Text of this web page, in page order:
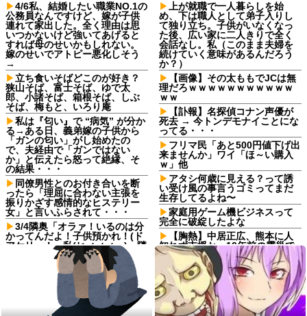
4/6私、結婚したい職業NO.1の
公務員なんですけど、嫁が子供
連れて家出した。全く理由は思
いつかないけど強いてあげると
すれば母のせいかもしれない。
嫁のせいでアトピー悪化しそう
→
立ち食いそばどこのが好き？
狭山そば、富士そば、ゆで太
郎、小諸そば、箱根そば、しぶ
そば、梅もと、いろり庵
私は『匂い』で “病気” が分か
る→ある日、義弟嫁の子供から
「ガンの匂い」がし始めたの
で、夫経由で「ガンではない
か」と伝えたら怒って絶縁、そ
の結果・・・
同僚男性とのお付き合いを断
ったら「理屈に合わない主張を
振りかざす感情的なヒステリー
女」と言いふらされて・・・
3/4隣奥「オラァ！いるのは分
かってんだよ！子供預かれ！(ド
アケリー！」私(ヒィィィ…)→隣
奥の旦那さんに相談したら逃げ
られた。夫に相談してもなにい
ってだこいつ。どうすれば…
ダイアンのじゃない方がユー
スケさんになってしまっている
という事実←これ
上が就職で一人暮らしを始
め、下は職人として弟子入りし
て独り立ち。子供がいなくなっ
た後、広い家に二人きりで全く
会話なし。私（このまま夫婦を
続けていく意味があるんだろう
か？）
【画像】その太ももでJCは無
理だろｗｗｗｗｗｗｗｗｗｗｗ
ｗｗ
【訃報】名探偵コナン声優が
死去 → 今トンデモナイことにな
ってる・・・
フリマ民「あと500円値下げ出
来ませんか」ワイ「ほ～い購入
ｗ」他
アタシ何歳に見える？って誘
い受け風の事言うゴミってまだ
生存してるよね〜
家庭用ゲーム機ビジネスって
完全に破綻したよな
【胸熱】中居正広、熊本に人
知れず支援か 10年前の震災で
は3度現地入り「誰にも知られな
くて良い」
【胸熱】中居正広、熊本に人
知れず支援か 10年前の震災で
は3度現地入り「誰にも知られな
くて良い」